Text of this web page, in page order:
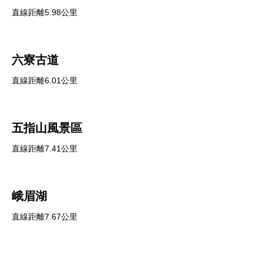
直線距離5.98公里
六寮古道
直線距離6.01公里
五指山風景區
直線距離7.41公里
峨眉湖
直線距離7.67公里